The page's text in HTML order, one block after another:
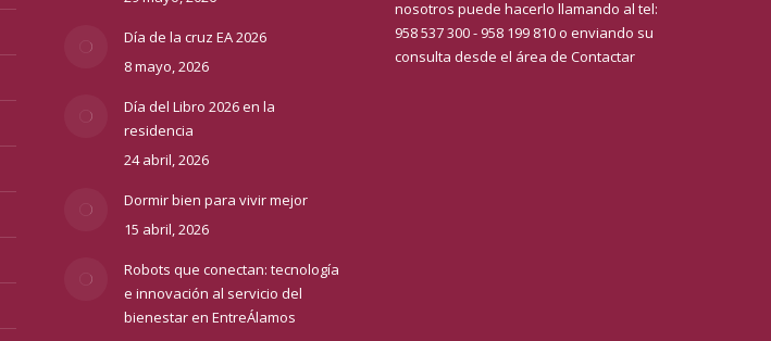
Día de la cruz EA 2026
8 mayo, 2026
Día del Libro 2026 en la
residencia
24 abril, 2026
Dormir bien para vivir mejor
15 abril, 2026
Robots que conectan: tecnología
e innovación al servicio del
bienestar en EntreÁlamos
nosotros puede hacerlo llamando al tel:
958 537 300 - 958 199 810 o enviando su
consulta desde el área de Contactar